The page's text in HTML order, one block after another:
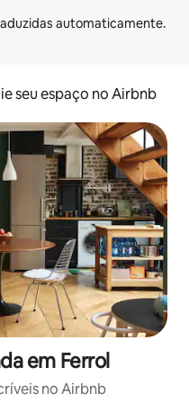
seu espaço no Airbnb
em Ferrol
no Airbnb